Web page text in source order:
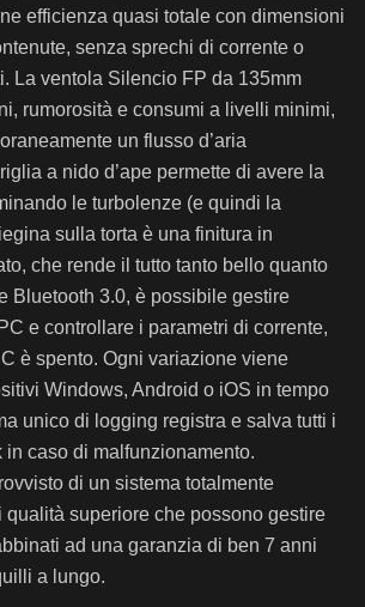
efficienza quasi totale con dimensioni
senza sprechi di corrente o
La ventola Silencio FP da 135mm
rumorosità e consumi a livelli minimi,
un flusso d’aria
a nido d’ape permette di avere la
le turbolenze (e quindi la
sulla torta è una finitura in
che rende il tutto tanto bello quanto
Bluetooth 3.0, è possibile gestire
e controllare i parametri di corrente,
è spento. Ogni variazione viene
Windows, Android o iOS in tempo
unico di logging registra e salva tutti i
in caso di malfunzionamento.
di un sistema totalmente
qualità superiore che possono gestire
ad una garanzia di ben 7 anni
a lungo.